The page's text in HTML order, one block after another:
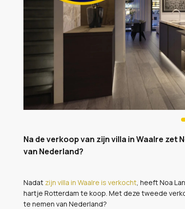
Na de verkoop van zijn villa in Waalre zet
van Nederland?
Nadat zijn villa in Waalre is verkocht , heeft Noa
hartje Rotterdam te koop. Met deze tweede
te nemen van Nederland?